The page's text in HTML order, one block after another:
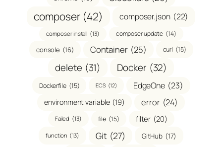
composer (42) composer.json (22)
composer install (13) composer update (14)
console (16) Container (25) curl (15)
delete (31) Docker (32)
Dockerfile (15) ECS (12) EdgeOne (23)
environment variable (19) error (24)
Failed (13) file (15) filter (20)
function (13) Git (27) GitHub (17)